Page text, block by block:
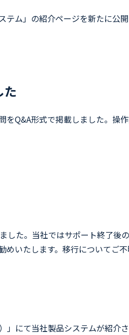
ム」の紹介ページを新たに公
た
Q&A形式で掲載しました。操
た。当社ではサポート終了後
いたします。移行についてご
にて当社製品システムが紹介